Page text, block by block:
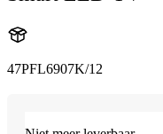
47PFL6907K/12